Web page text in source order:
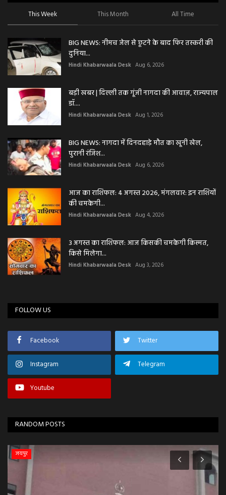
This Week This Month All Time
BIG NEWS: नीमच जेल से छूटने के बाद फिर तस्करी की
दुनिया...
Hindi Khabarwaala Desk Aug 6, 2026
बड़ी खबर | दिल्ली तक गूंजी नागदा की आवाज़, राज्यपाल
डॉ....
Hindi Khabarwaala Desk Aug 1, 2026
BIG NEWS: नागदा में दिनदहाड़े मौत का खूनी खेल,
पुरानी रंजिश...
Hindi Khabarwaala Desk Aug 6, 2026
आज का राशिफल: 4 अगस्त 2026, मंगलवार: इन राशियों
की चमकेगी...
Hindi Khabarwaala Desk Aug 4, 2026
3 अगस्त का राशिफल: आज किसकी चमकेगी किस्मत,
किसे मिलेगा...
Hindi Khabarwaala Desk Aug 3, 2026
FOLLOW US
Facebook Twitter
Instagram Telegram
Youtube
RANDOM POSTS
जयपुर